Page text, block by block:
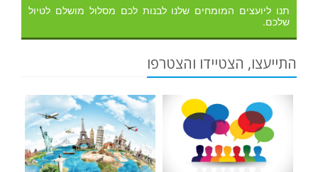
תנו ליועצים המומחים שלנו לבנות לכם מסלול מושלם לטיול
שלכם.
התייעצו, הצטיידו והצטרפו